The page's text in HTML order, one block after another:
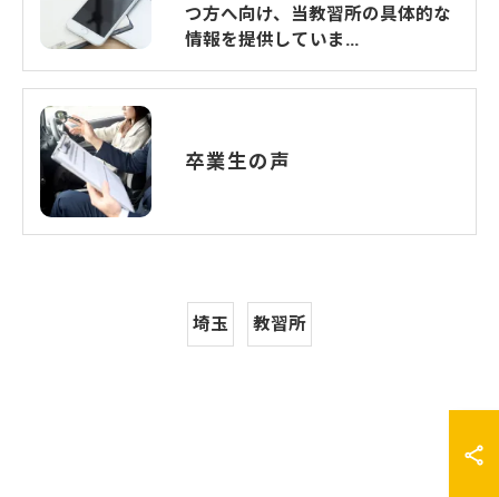
つ方へ向け、当教習所の具体的な
情報を提供していま…
卒業生の声
埼玉 教習所